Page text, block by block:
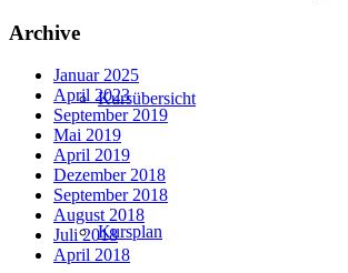
Kursübersicht
Kursplan
Archive
Januar 2025
April 2023
September 2019
Mai 2019
April 2019
Dezember 2018
September 2018
August 2018
Juli 2018
April 2018